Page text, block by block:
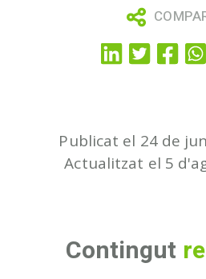
Actualitzat el 5
Publicat el 24 de
Contingut